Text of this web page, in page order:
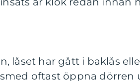
låset har gått i baklås
oftast öppna dörren